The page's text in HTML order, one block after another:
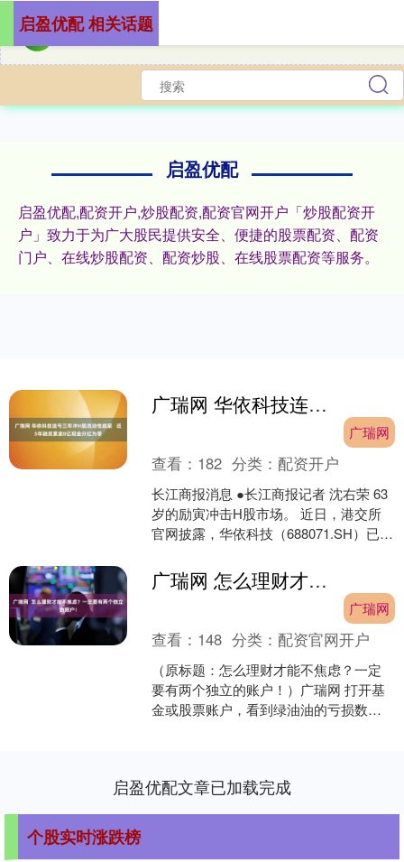
启盈优配
启盈优配,配资开户,炒股配资,配资官网开户「炒股配资开
户」致力于为广大股民提供安全、便捷的股票配资、配资
门户、在线炒股配资、配资炒股、在线股票配资等服务。
启盈优配 相关话题
广瑞网 华依科技连亏三年冲H股流动性趋紧 近5年融资累逾8亿现金分红为零
广瑞网
查看： 182 分类：配资开户
长江商报消息 ●长江商报记者 沈右荣 63
岁的励寅冲击H股市场。 近日，港交所
官网披露，华依科技（688071.SH）已经
华....
广瑞网 怎么理财才能不焦虑？一定要有两个独立的账户！
广瑞网
查看： 148 分类：配资官网开户
（原标题：怎么理财才能不焦虑？一定
要有两个独立的账户！）广瑞网 打开基
金或股票账户，看到绿油油的亏损数
启盈优配文章已加载完成
个股实时涨跌榜